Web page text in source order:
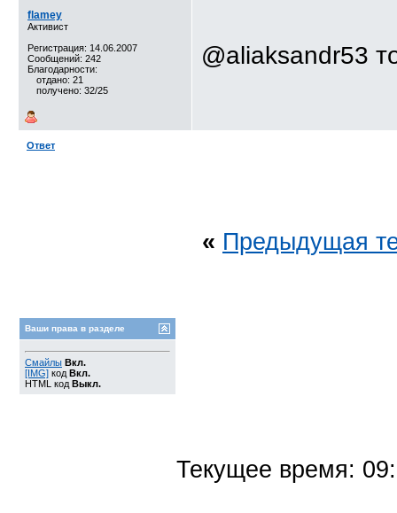
flamey
Активист
Регистрация: 14.06.2007
Сообщений: 242
Благодарности:
отдано: 21
получено: 32/25
@aliaksandr53
Ответ
« Предыдущая
Ваши права в разделе
Смайлы Вкл.
[IMG] код Вкл.
HTML код Выкл.
Текущее время: